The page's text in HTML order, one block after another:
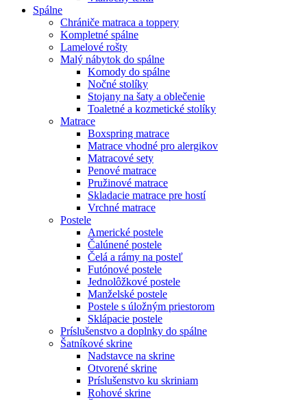
Spálne
Chrániče matraca a toppery
Kompletné spálne
Lamelové rošty
Malý nábytok do spálne
Komody do spálne
Nočné stolíky
Stojany na šaty a oblečenie
Toaletné a kozmetické stolíky
Matrace
Boxspring matrace
Matrace vhodné pro alergikov
Matracové sety
Penové matrace
Pružinové matrace
Skladacie matrace pre hostí
Vrchné matrace
Postele
Americké postele
Čalúnené postele
Čelá a rámy na posteľ
Futónové postele
Jednolôžkové postele
Manželské postele
Postele s úložným priestorom
Sklápacie postele
Príslušenstvo a doplnky do spálne
Šatníkové skrine
Nadstavce na skrine
Otvorené skrine
Príslušenstvo ku skriniam
Rohové skrine